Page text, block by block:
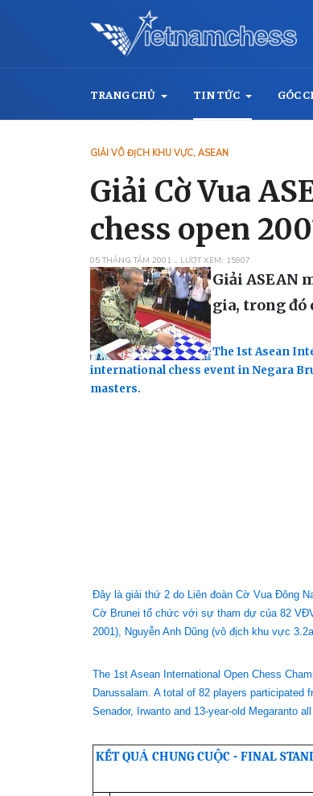
TRANG CHỦ TIN TỨC GÓC
GIẢI VÔ ĐỊCH KHU VỰC, ASEAN
Giải Cờ Vua
chess open
05 THÁNG TÁM 2001 LƯỢT XEM: 15907
Giải ASEAN
gia, trong đó
The 1st Asean
international chess event in Negara
masters.
Đây là giải thứ 2 do Liên đoàn Cờ Vua Đông
Cờ Brunei tổ chức với sự tham dự của 82
2001), Nguyễn Anh Dũng (vô địch khu vực
The 1st Asean International Open Chess
Darussalam. A total of 82 players
Senador, Irwanto and 13-year-old Megaranto
KẾT QUẢ CHUNG CUỘC - FINAL